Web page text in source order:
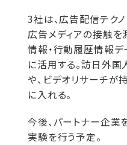
3社は、広告配信テク
広告メディアの接触を
情報・行動履歴情報デ
に活用する。訪日外
や、ビデオリサーチが
に入れる。
今後、パートナー企業
実験を行う予定。